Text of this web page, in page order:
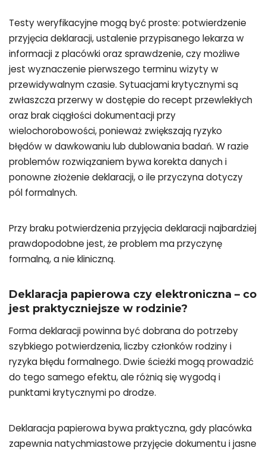
Testy weryfikacyjne mogą być proste: potwierdzenie
przyjęcia deklaracji, ustalenie przypisanego lekarza w
informacji z placówki oraz sprawdzenie, czy możliwe
jest wyznaczenie pierwszego terminu wizyty w
przewidywalnym czasie. Sytuacjami krytycznymi są
zwłaszcza przerwy w dostępie do recept przewlekłych
oraz brak ciągłości dokumentacji przy
wielochorobowości, ponieważ zwiększają ryzyko
błędów w dawkowaniu lub dublowania badań. W razie
problemów rozwiązaniem bywa korekta danych i
ponowne złożenie deklaracji, o ile przyczyna dotyczy
pól formalnych.
Przy braku potwierdzenia przyjęcia deklaracji najbardziej
prawdopodobne jest, że problem ma przyczynę
formalną, a nie kliniczną.
Deklaracja papierowa czy elektroniczna – co
jest praktyczniejsze w rodzinie?
Forma deklaracji powinna być dobrana do potrzeby
szybkiego potwierdzenia, liczby członków rodziny i
ryzyka błędu formalnego. Dwie ścieżki mogą prowadzić
do tego samego efektu, ale różnią się wygodą i
punktami krytycznymi po drodze.
Deklaracja papierowa bywa praktyczna, gdy placówka
zapewnia natychmiastowe przyjęcie dokumentu i jasne